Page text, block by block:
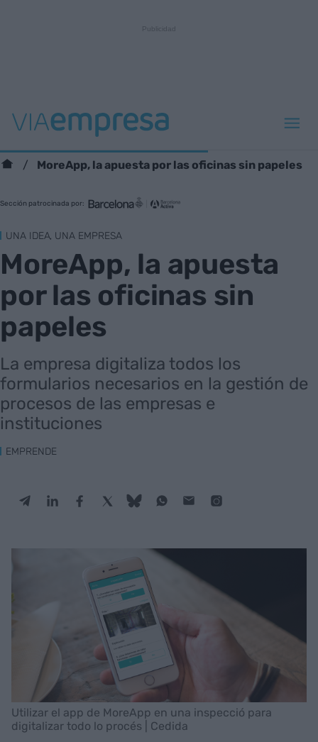
MoreApp, la apuesta por las oficinas sin papeles
Sección patrocinada por:
UNA IDEA, UNA EMPRESA
MoreApp, la apuesta
por las oficinas sin
papeles
La empresa digitaliza todos los
formularios necesarios en la gestión de
procesos de las empresas e
instituciones
EMPRENDE
Utilizar el app de MoreApp en una inspecció para
digitalizar todo lo procés | Cedida